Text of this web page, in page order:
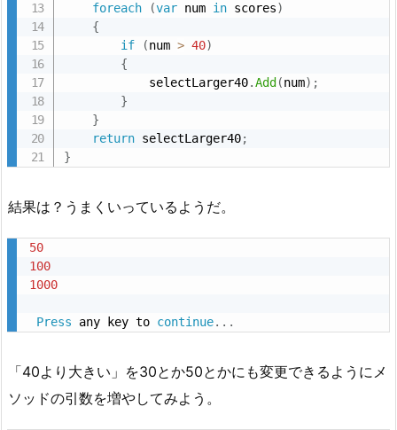
foreach
(var num in scores)
{
if
(num > 40)
{
            selectLarger40
.Add (num) ;
}
}
return selectLarger40;
}
結果は？うまくいっているようだ。
50
100
1000
Press any key to continue. . .
「40より大きい」を30とか50とかにも変更できるようにメ
ソッドの引数を増やしてみよう。